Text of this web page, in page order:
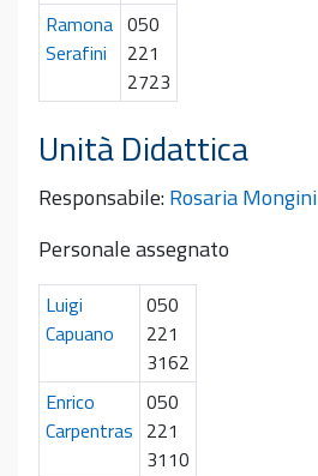
Ramona
Serafini
050
221
2723
Unità Didattica
Responsabile:Rosaria Mongini
Personale assegnato
Luigi
Capuano
050
221
3162
Enrico
Carpentras
050
221
3110